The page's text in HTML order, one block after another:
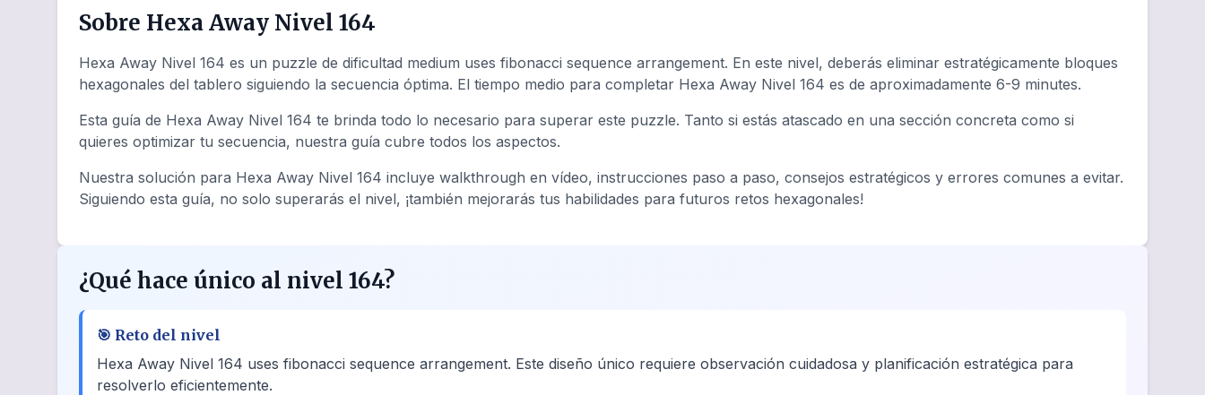
Sobre Hexa Away Nivel 164
Hexa Away Nivel 164 es un puzzle de dificultad medium uses fibonacci sequence arrangement. En este nivel, deberás eliminar estratégicamente bloques
hexagonales del tablero siguiendo la secuencia óptima. El tiempo medio para completar Hexa Away Nivel 164 es de aproximadamente 6-9 minutes.
Esta guía de Hexa Away Nivel 164 te brinda todo lo necesario para superar este puzzle. Tanto si estás atascado en una sección concreta como si
quieres optimizar tu secuencia, nuestra guía cubre todos los aspectos.
Nuestra solución para Hexa Away Nivel 164 incluye walkthrough en vídeo, instrucciones paso a paso, consejos estratégicos y errores comunes a evitar.
Siguiendo esta guía, no solo superarás el nivel, ¡también mejorarás tus habilidades para futuros retos hexagonales!
¿Qué hace único al nivel 164?
🎯 Reto del nivel
Hexa Away Nivel 164 uses fibonacci sequence arrangement. Este diseño único requiere observación cuidadosa y planificación estratégica para
resolverlo eficientemente.